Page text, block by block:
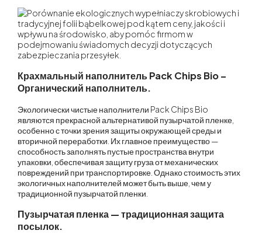
Крахмальный наполнитель Pack Chips Bio –
Органический наполнитель.
Экологически чистые наполнители Pack Chips Bio
являются прекрасной альтернативой пузырчатой пленке,
особенно с точки зрения защиты окружающей среды и
вторичной переработки. Их главное преимущество —
способность заполнять пустые пространства внутри
упаковки, обеспечивая защиту груза от механических
повреждений при транспортировке. Однако стоимость этих
экологичных наполнителей может быть выше, чем у
традиционной пузырчатой пленки.
Пузырчатая пленка — традиционная защита
посылок.